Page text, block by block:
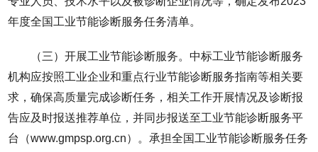
年度全国工业节能诊断服务任务清单。
（三）开展工业节能诊断服务。中标工业节能诊断服务
机构应按照工业企业和重点行业节能诊断服务指南等相关要
求，确保高质量完成诊断任务，相关工作开展情况及诊断报
告应及时报送推荐单位，并同步报送至工业节能诊断服务平
台（www.gmpsp.org.cn）。承担全国工业节能诊断服务任务